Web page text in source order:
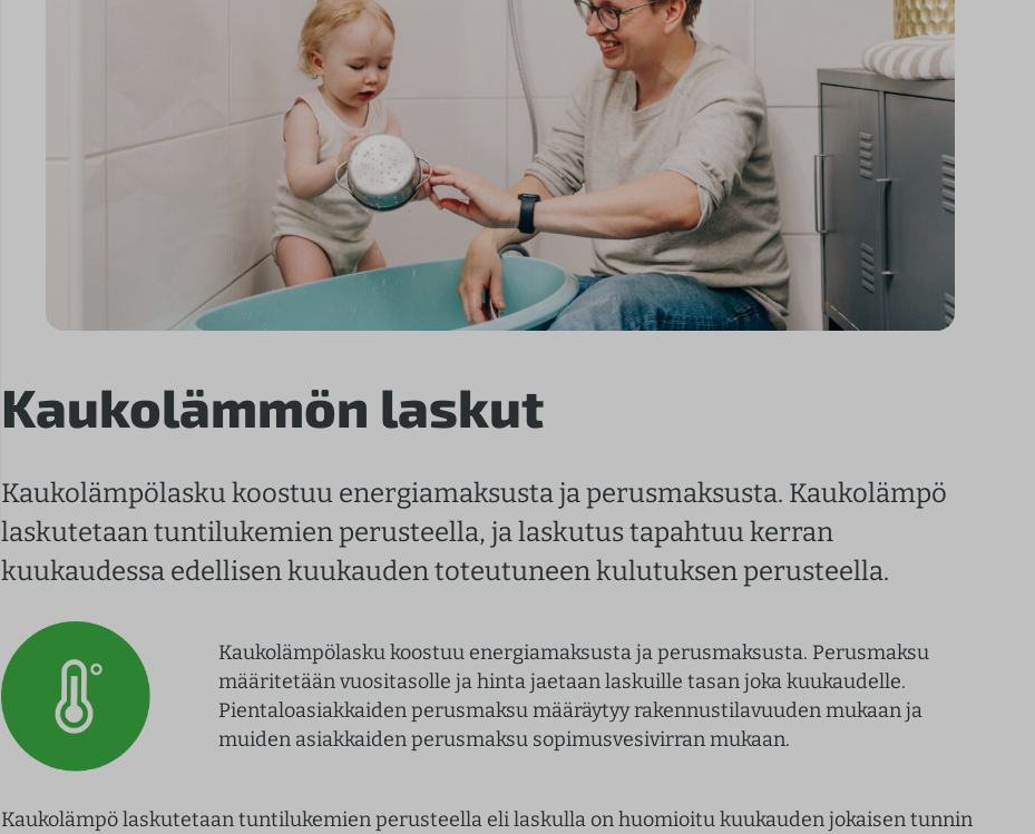
Kaukolämmön laskut
Kaukolämpölasku koostuu energiamaksusta ja perusmaksusta. Kaukolämpö
laskutetaan tuntilukemien perusteella, ja laskutus tapahtuu kerran
kuukaudessa edellisen kuukauden toteutuneen kulutuksen perusteella.
Kaukolämpölasku koostuu energiamaksusta ja perusmaksusta. Perusmaksu
määritetään vuositasolle ja hinta jaetaan laskuille tasan joka kuukaudelle.
Pientaloasiakkaiden perusmaksu määräytyy rakennustilavuuden mukaan ja
muiden asiakkaiden perusmaksu sopimusvesivirran mukaan.
Kaukolämpö laskutetaan tuntilukemien perusteella eli laskulla on huomioitu kuukauden jokaisen tunnin